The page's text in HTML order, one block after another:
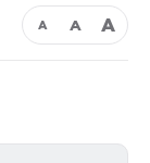
Α Α Α